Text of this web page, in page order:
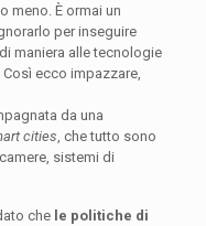
meno. È ormai un
per inseguire
maniera alle tecnologie
ecco impazzare,
da una
cities , che tutto sono
sistemi di
che le politiche di